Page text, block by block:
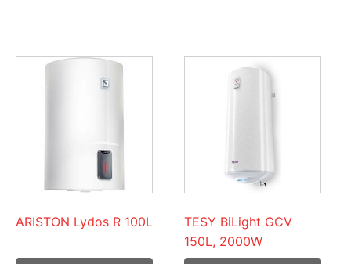
ARISTON Lydos R 100L
TESY BiLight GCV
150L, 2000W